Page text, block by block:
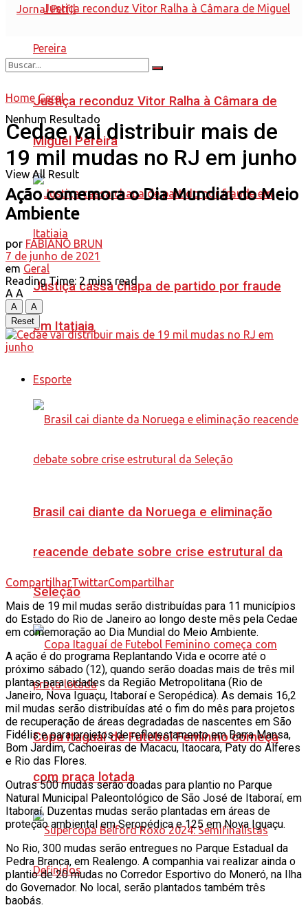
Justiça reconduz Vitor Ralha à Câmara de
Miguel Pereira
Justiça cassa chapa de partido por fraude
em Itatiaia
Esporte
Brasil cai diante da Noruega e eliminação
reacende debate sobre crise estrutural da
Seleção
Copa Itaguaí de Futebol Feminino começa
com praça lotada
Nenhum Resultado
View All Result
Home Geral
Cedae vai distribuir mais de
19 mil mudas no RJ em junho
Ação comemora o Dia Mundial do Meio
Ambiente
por FABIANO BRUN
7 de junho de 2021
em Geral
Reading Time: 2 mins read
A A
A
A
Reset
CompartilharTwittarCompartilhar
Mais de 19 mil mudas serão distribuídas para 11 municípios
do Estado do Rio de Janeiro ao longo deste mês pela Cedae
em comemoração ao Dia Mundial do Meio Ambiente.
A ação é do programa Replantando Vida e ocorre até o
próximo sábado (12), quando serão doadas mais de três mil
plantas para cidades da Região Metropolitana (Rio de
Janeiro, Nova Iguaçu, Itaboraí e Seropédica). As demais 16,2
mil mudas serão distribuídas até o fim do mês para projetos
de recuperação de áreas degradadas de nascentes em São
Fidélis e para projetos de reflorestamento em Barra Mansa,
Bom Jardim, Cachoeiras de Macacu, Itaocara, Paty do Alferes
e Rio das Flores.
Outras 500 mudas serão doadas para plantio no Parque
Natural Municipal Paleontológico de São José de Itaboraí, em
Itaboraí. Duzentas mudas serão plantadas em áreas de
proteção ambiental em Seropédica e 125 em Nova Iguaçu.
No Rio, 300 mudas serão entregues no Parque Estadual da
Pedra Branca, em Realengo. A companhia vai realizar ainda o
plantio de 20 mudas no Corredor Esportivo do Moneró, na Ilha
do Governador. No local, serão plantados também três
baobás.